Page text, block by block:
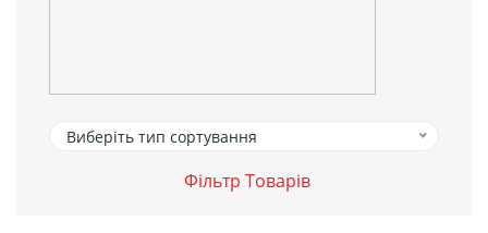
Виберіть тип сортування
Фільтр Товарів